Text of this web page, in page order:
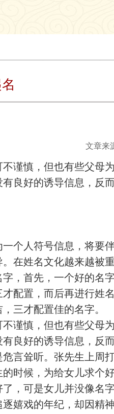
文章来
不谨慎，但也有些父母
有良好的诱导信息，反
一个人符号信息，将要
。在姓名文化越来越被
字，首先，一个好的名
才配置，而后再进行姓
三才配置佳的名字。
不谨慎，但也有些父母
良好的诱导信息，反
言耸听。张先生上周
的时候，为给女儿求个
，可是女儿并没像名
嬉戏的年纪，却因精